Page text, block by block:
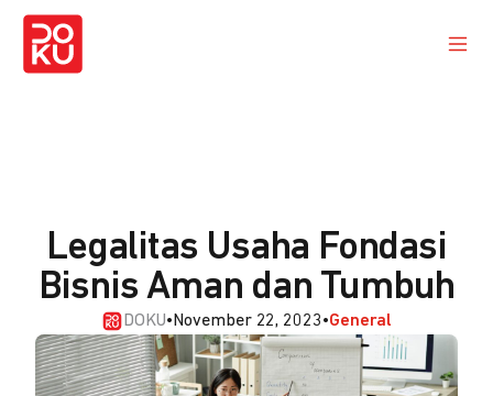
Legalitas Usaha Fondasi
Bisnis Aman dan Tumbuh
DOKU• November 22, 2023•General